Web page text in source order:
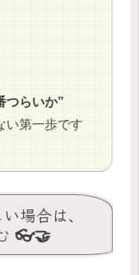
つらいか”
い第一歩です
場合は、
👓🤝